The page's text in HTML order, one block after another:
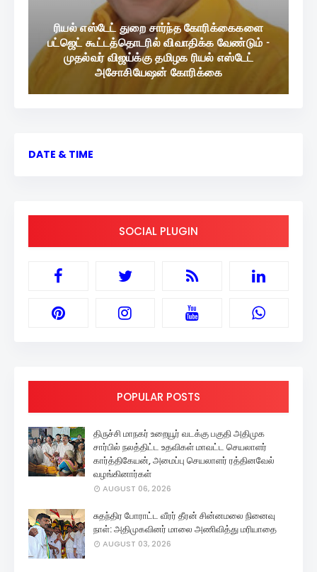
ரியல் எஸ்டேட் துறை சார்ந்த கோரிக்கைகளை
பட்ஜெட் கூட்டத்தொடரில் விவாதிக்க வேண்டும் -
முதல்வர் விஜய்க்கு தமிழக ரியல் எஸ்டேட்
அசோசியேஷன் கோரிக்கை
DATE & TIME
SOCIAL PLUGIN
POPULAR POSTS
திருச்சி மாநகர் உறையூர் வடக்கு பகுதி அதிமுக
சார்பில் நலத்திட்ட உதவிகள் மாவட்ட செயலாளர்
கார்த்திகேயன், அமைப்பு செயலாளர் ரத்தினவேல்
வழங்கினார்கள்
AUGUST 06, 2026
சுதந்திர போராட்ட வீரர் தீரன் சின்னமலை நினைவு
நாள்: அதிமுகவினர் மாலை அணிவித்து மரியாதை
AUGUST 03, 2026